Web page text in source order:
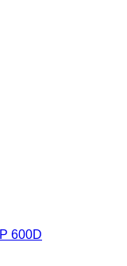
600D